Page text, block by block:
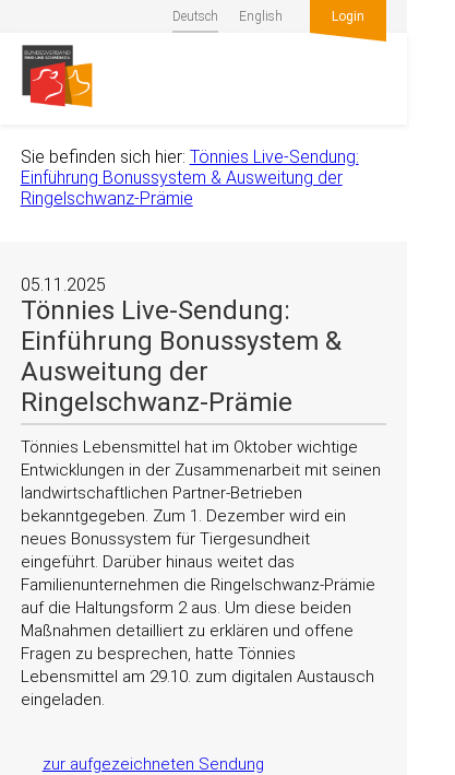
Deutsch English Login
Sie befinden sich hier: Tönnies Live-Sendung:
Einführung Bonussystem & Ausweitung der
Ringelschwanz-Prämie
05.11.2025
Tönnies Live-Sendung:
Einführung Bonussystem &
Ausweitung der
Ringelschwanz-Prämie
Tönnies Lebensmittel hat im Oktober wichtige
Entwicklungen in der Zusammenarbeit mit seinen
landwirtschaftlichen Partner-Betrieben
bekanntgegeben. Zum 1. Dezember wird ein
neues Bonussystem für Tiergesundheit
eingeführt. Darüber hinaus weitet das
Familienunternehmen die Ringelschwanz-Prämie
auf die Haltungsform 2 aus. Um diese beiden
Maßnahmen detailliert zu erklären und offene
Fragen zu besprechen, hatte Tönnies
Lebensmittel am 29.10. zum digitalen Austausch
eingeladen.
zur aufgezeichneten Sendung